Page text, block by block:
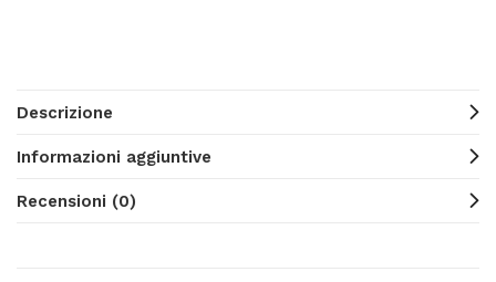
Descrizione
Informazioni aggiuntive
Recensioni (0)